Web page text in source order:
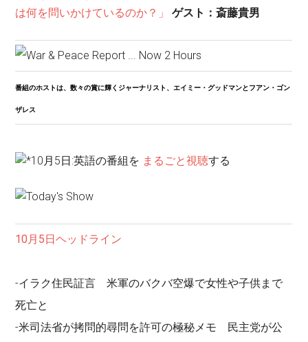
は何を問いかけているのか？」
ゲスト：斎藤貴男
番組のホストは、数々の賞に輝くジャーナリスト、エイミー・グッドマンとフアン・ゴン
ザレス
10月5日:英語の番組を まるごと視聴する
10月5日ヘッドライン
-イラク住民証言 米軍のバクバ空爆で女性や子供まで
死亡と
-米司法省が拷問的尋問を許可の極秘メモ 民主党が公